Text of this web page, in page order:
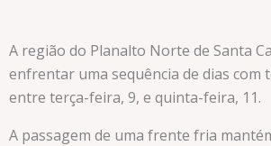
A região do Planalto Norte de Santa
enfrentar uma sequência de dias com
entre terça-feira, 9, e quinta-feira, 11.
A passagem de uma frente fria